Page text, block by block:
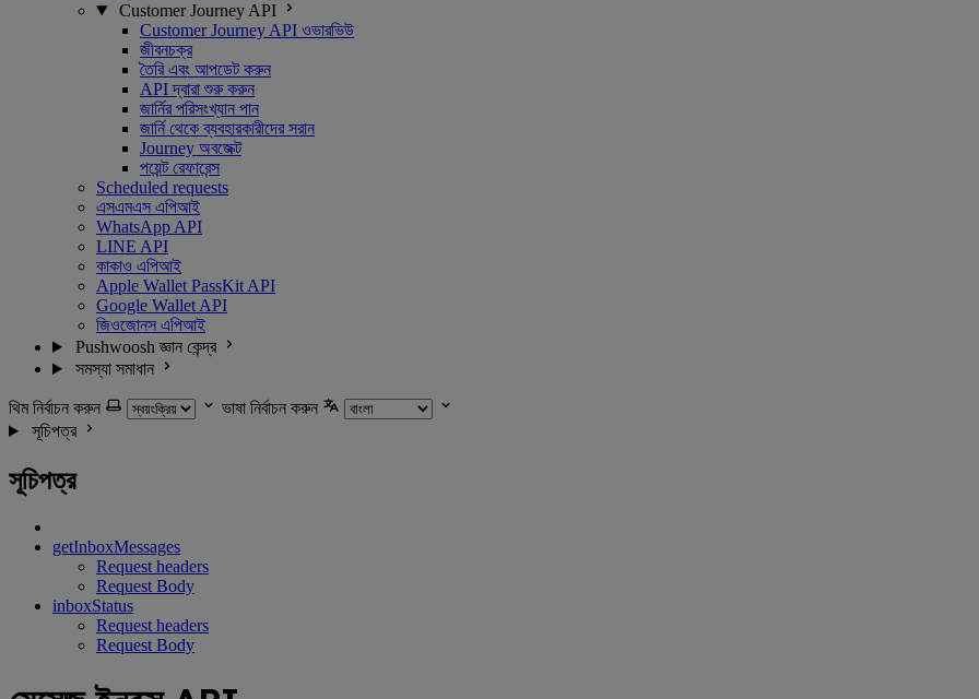
Customer Journey API
Customer Journey API ওভারভিউ
জীবনচক্র
তৈরি এবং আপডেট করুন
API দ্বারা শুরু করুন
জার্নির পরিসংখ্যান পান
জার্নি থেকে ব্যবহারকারীদের সরান
Journey অবজেক্ট
পয়েন্ট রেফারেন্স
Scheduled requests
এসএমএস এপিআই
WhatsApp API
LINE API
কাকাও এপিআই
Apple Wallet PassKit API
Google Wallet API
জিওজোনস এপিআই
Pushwoosh জ্ঞান কেন্দ্র
সমস্যা সমাধান
থিম নির্বাচন করুন
ভাষা নির্বাচন করুন
সূচিপত্র
সূচিপত্র
getInboxMessages
Request headers
Request Body
inboxStatus
Request headers
Request Body